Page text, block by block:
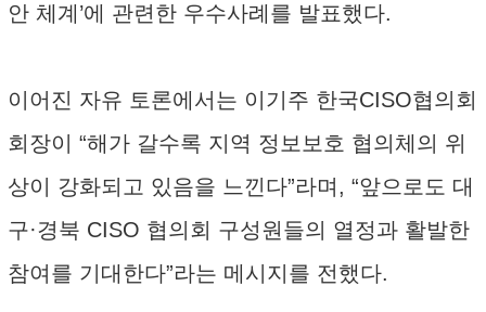
안 체계’에 관련한 우수사례를 발표했다.
이어진 자유 토론에서는 이기주 한국CISO협의회
회장이 “해가 갈수록 지역 정보보호 협의체의 위
상이 강화되고 있음을 느낀다”라며, “앞으로도 대
구·경북 CISO 협의회 구성원들의 열정과 활발한
참여를 기대한다”라는 메시지를 전했다.